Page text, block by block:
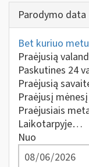
Parodymo data
Bet kuriuo metu
Praėjusią
Paskutines 24
Praėjusią
Praėjusį mėnesį
Praėjusiais
Laikotarpyje…
Nuo